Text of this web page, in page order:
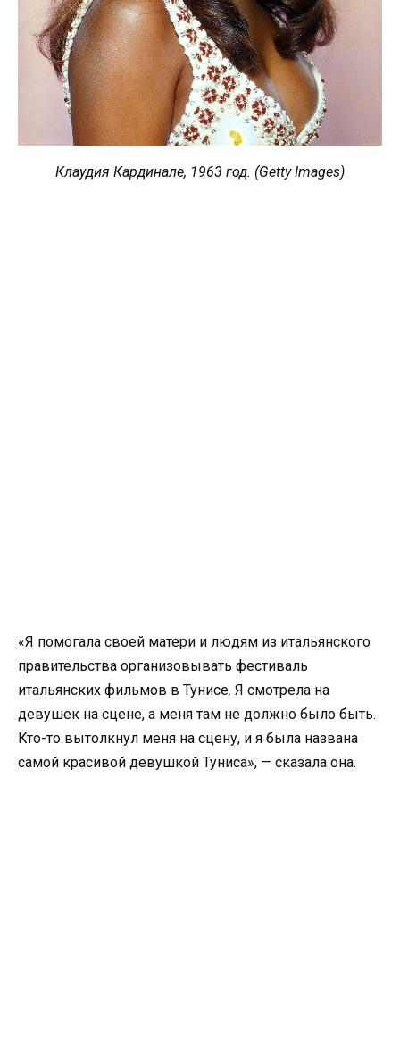
Клаудия Кардинале, 1963 год. (Getty Images)
«Я помогала своей матери и людям из итальянского
правительства организовывать фестиваль
итальянских фильмов в Тунисе. Я смотрела на
девушек на сцене, а меня там не должно было быть.
Кто-то вытолкнул меня на сцену, и я была названа
самой красивой девушкой Туниса», — сказала она.